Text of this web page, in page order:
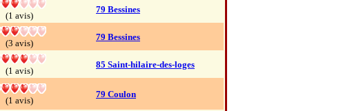
(1 avis)
79 Bessines
(3 avis)
79 Bessines
(1 avis)
85 Saint-hilaire-des-loges
(1 avis)
79 Coulon